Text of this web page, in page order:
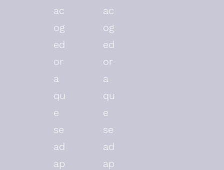
ac
og
ed
or
a
qu
e
se
ad
ap
ac
og
ed
or
a
qu
e
se
ad
ap